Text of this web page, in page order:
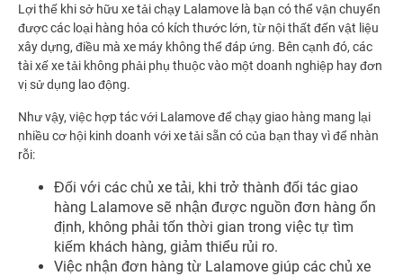
Lợi thế khi sở hữu xe tải chạy Lalamove là bạn có thể vận chuyển
được các loại hàng hóa có kích thước lớn, từ nội thất đến vật liệu
xây dựng, điều mà xe máy không thể đáp ứng. Bên cạnh đó, các
tài xế xe tải không phải phụ thuộc vào một doanh nghiệp hay đơn
vị sử dụng lao động.
Như vậy, việc hợp tác với Lalamove để chạy giao hàng mang lại
nhiều cơ hội kinh doanh với xe tải sẵn có của bạn thay vì để nhàn
rỗi:
Đối với các chủ xe tải, khi trở thành đối tác giao
hàng Lalamove sẽ nhận được nguồn đơn hàng ổn
định, không phải tốn thời gian trong việc tự tìm
kiếm khách hàng, giảm thiểu rủi ro.
Việc nhận đơn hàng từ Lalamove giúp các chủ xe